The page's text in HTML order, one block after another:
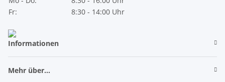
Fr:
8:30 - 14:00 Uhr
Informationen
Mehr über...